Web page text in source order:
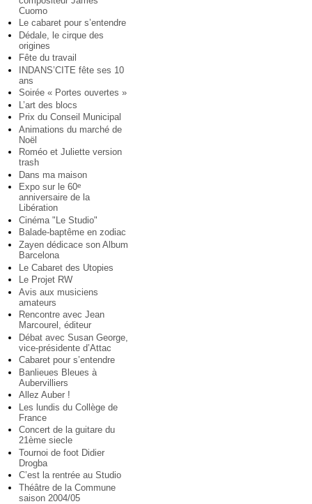
Cuomo
Le cabaret pour s’entendre
Dédale, le cirque des
origines
Fête du travail
INDANS’CITE fête ses 10
ans
Soirée « Portes ouvertes »
L’art des blocs
Prix du Conseil Municipal
Animations du marché de
Noël
Roméo et Juliette version
trash
Dans ma maison
Expo sur le 60e
anniversaire de la
Libération
Cinéma "Le Studio"
Balade-baptême en zodiac
Zayen dédicace son Album
Barcelona
Le Cabaret des Utopies
Le Projet RW
Avis aux musiciens
amateurs
Rencontre avec Jean
Marcourel, éditeur
Débat avec Susan George,
vice-présidente d’Attac
Cabaret pour s’entendre
Banlieues Bleues à
Aubervilliers
Allez Auber !
Les lundis du Collège de
France
Concert de la guitare du
21ème siecle
Tournoi de foot Didier
Drogba
C’est la rentrée au Studio
Théâtre de la Commune
saison 2004/05